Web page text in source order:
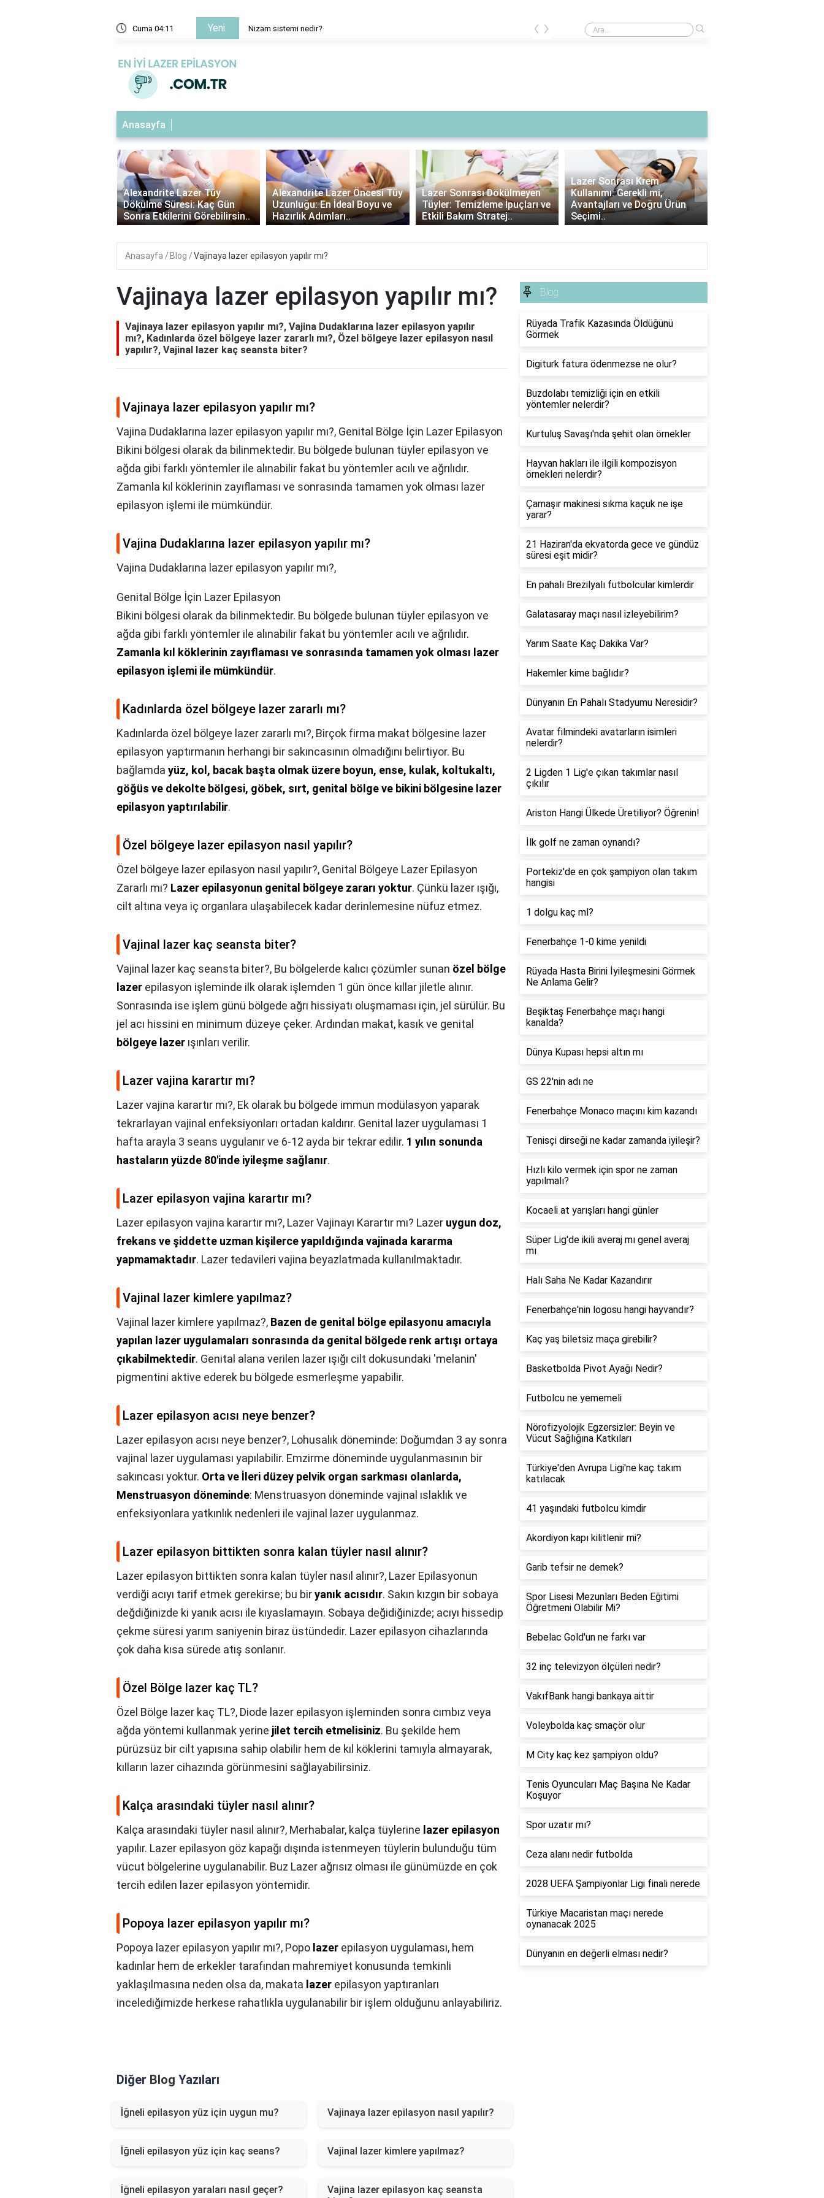
Cuma 04:11 Yeni Nizam sistemi nedir? Nizam sistemi nedir?
‹ ›
Anasayfa
Alexandrite Lazer Öncesi Tüy
Uzunluğu: En İdeal Boyu ve
Hazırlık Adımları..
Lazer Sonrası Dökülmeyen
Tüyler: Temizleme İpuçları ve
Etkili Bakım Stratej..
Lazer Sonrası Krem
Kullanımı: Gerekli mi,
Avantajları ve Doğru Ürün
Seçimi..
Lazer Epilasyon Sonrası
Çıkan Tüyler: Doğru Alım
İpuçları ve Bakım Strateji..
‹ ›
Anasayfa Blog Vajinaya lazer epilasyon yapılır mı?
Vajinaya lazer epilasyon yapılır mı?
Vajinaya lazer epilasyon yapılır mı?, Vajina Dudaklarına lazer epilasyon yapılır
mı?, Kadınlarda özel bölgeye lazer zararlı mı?, Özel bölgeye lazer epilasyon nasıl
yapılır?, Vajinal lazer kaç seansta biter?
Vajinaya lazer epilasyon yapılır mı?
Vajina Dudaklarına lazer epilasyon yapılır mı?, Genital Bölge İçin Lazer Epilasyon
Bikini bölgesi olarak da bilinmektedir. Bu bölgede bulunan tüyler epilasyon ve
ağda gibi farklı yöntemler ile alınabilir fakat bu yöntemler acılı ve ağrılıdır.
Zamanla kıl köklerinin zayıflaması ve sonrasında tamamen yok olması lazer
epilasyon işlemi ile mümkündür.
Vajina Dudaklarına lazer epilasyon yapılır mı?
Vajina Dudaklarına lazer epilasyon yapılır mı?,
Genital Bölge İçin Lazer Epilasyon
Bikini bölgesi olarak da bilinmektedir. Bu bölgede bulunan tüyler epilasyon ve
ağda gibi farklı yöntemler ile alınabilir fakat bu yöntemler acılı ve ağrılıdır.
Zamanla kıl köklerinin zayıflaması ve sonrasında tamamen yok olması lazer
epilasyon işlemi ile mümkündür.
Kadınlarda özel bölgeye lazer zararlı mı?
Kadınlarda özel bölgeye lazer zararlı mı?, Birçok firma makat bölgesine lazer
epilasyon yaptırmanın herhangi bir sakıncasının olmadığını belirtiyor. Bu
bağlamda yüz, kol, bacak başta olmak üzere boyun, ense, kulak, koltukaltı,
göğüs ve dekolte bölgesi, göbek, sırt, genital bölge ve bikini bölgesine lazer
epilasyon yaptırılabilir.
Özel bölgeye lazer epilasyon nasıl yapılır?
Özel bölgeye lazer epilasyon nasıl yapılır?, Genital Bölgeye Lazer Epilasyon
Zararlı mı? Lazer epilasyonun genital bölgeye zararı yoktur. Çünkü lazer ışığı,
cilt altına veya iç organlara ulaşabilecek kadar derinlemesine nüfuz etmez.
Vajinal lazer kaç seansta biter?
Vajinal lazer kaç seansta biter?, Bu bölgelerde kalıcı çözümler sunan özel bölge
lazer epilasyon işleminde ilk olarak işlemden 1 gün önce kıllar jiletle alınır.
Sonrasında ise işlem günü bölgede ağrı hissiyatı oluşmaması için, jel sürülür. Bu
jel acı hissini en minimum düzeye çeker. Ardından makat, kasık ve genital
bölgeye lazer ışınları verilir.
Lazer vajina karartır mı?
Lazer vajina karartır mı?, Ek olarak bu bölgede immun modülasyon yaparak
tekrarlayan vajinal enfeksiyonları ortadan kaldırır. Genital lazer uygulaması 1
hafta arayla 3 seans uygulanır ve 6-12 ayda bir tekrar edilir. 1 yılın sonunda
hastaların yüzde 80'inde iyileşme sağlanır.
Lazer epilasyon vajina karartır mı?
Lazer epilasyon vajina karartır mı?, Lazer Vajinayı Karartır mı? Lazer uygun doz,
frekans ve şiddette uzman kişilerce yapıldığında vajinada kararma
yapmamaktadır. Lazer tedavileri vajina beyazlatmada kullanılmaktadır.
Vajinal lazer kimlere yapılmaz?
Vajinal lazer kimlere yapılmaz?, Bazen de genital bölge epilasyonu amacıyla
yapılan lazer uygulamaları sonrasında da genital bölgede renk artışı ortaya
çıkabilmektedir. Genital alana verilen lazer ışığı cilt dokusundaki 'melanin'
pigmentini aktive ederek bu bölgede esmerleşme yapabilir.
Lazer epilasyon acısı neye benzer?
Lazer epilasyon acısı neye benzer?, Lohusalık döneminde: Doğumdan 3 ay sonra
vajinal lazer uygulaması yapılabilir. Emzirme döneminde uygulanmasının bir
sakıncası yoktur. Orta ve İleri düzey pelvik organ sarkması olanlarda,
Menstruasyon döneminde: Menstruasyon döneminde vajinal ıslaklık ve
enfeksiyonlara yatkınlık nedenleri ile vajinal lazer uygulanmaz.
Lazer epilasyon bittikten sonra kalan tüyler nasıl alınır?
Lazer epilasyon bittikten sonra kalan tüyler nasıl alınır?, Lazer Epilasyonun
verdiği acıyı tarif etmek gerekirse; bu biryanık acısıdır. Sakın kızgın bir sobaya
değdiğinizde ki yanık acısı ile kıyaslamayın. Sobaya değidiğinizde; acıyı hissedip
çekme süresi yarım saniyenin biraz üstündedir. Lazer epilasyon cihazlarında
çok daha kısa sürede atış sonlanır.
Özel Bölge lazer kaç TL?
Özel Bölge lazer kaç TL?, Diode lazer epilasyon işleminden sonra cımbız veya
ağda yöntemi kullanmak yerine jilet tercih etmelisiniz. Bu şekilde hem
pürüzsüz bir cilt yapısına sahip olabilir hem de kıl köklerini tamıyla almayarak,
kılların lazer cihazında görünmesini sağlayabilirsiniz.
Kalça arasındaki tüyler nasıl alınır?
Kalça arasındaki tüyler nasıl alınır?, Merhabalar, kalça tüylerine lazer epilasyon
yapılır. Lazer epilasyon göz kapağı dışında istenmeyen tüylerin bulunduğu tüm
vücut bölgelerine uygulanabilir. Buz Lazer ağrısız olması ile günümüzde en çok
tercih edilen lazer epilasyon yöntemidir.
Popoya lazer epilasyon yapılır mı?
Popoya lazer epilasyon yapılır mı?, Popo lazer epilasyon uygulaması, hem
kadınlar hem de erkekler tarafından mahremiyet konusunda temkinli
yaklaşılmasına neden olsa da, makata lazer epilasyon yaptıranları
incelediğimizde herkese rahatlıkla uygulanabilir bir işlem olduğunu anlayabiliriz.
Diğer Blog Yazıları
İğneli epilasyon yüz için uygun mu? Vajinaya lazer epilasyon nasıl yapılır?
İğneli epilasyon yüz için kaç seans? Vajinal lazer kimlere yapılmaz?
İğneli epilasyon yaraları nasıl geçer?
Vajina lazer epilasyon kaç seansta
Blog
Rüyada Trafik Kazasında Öldüğünü
Görmek
Digiturk fatura ödenmezse ne olur?
Buzdolabı temizliği için en etkili
yöntemler nelerdir?
Kurtuluş Savaşı'nda şehit olan örnekler
Hayvan hakları ile ilgili kompozisyon
örnekleri nelerdir?
Çamaşır makinesi sıkma kaçuk ne işe
yarar?
21 Haziran'da ekvatorda gece ve gündüz
süresi eşit midir?
En pahalı Brezilyalı futbolcular kimlerdir
Galatasaray maçı nasıl izleyebilirim?
Yarım Saate Kaç Dakika Var?
Hakemler kime bağlıdır?
Dünyanın En Pahalı Stadyumu Neresidir?
Avatar filmindeki avatarların isimleri
nelerdir?
2 Ligden 1 Lig'e çıkan takımlar nasıl
çıkılır
Ariston Hangi Ülkede Üretiliyor? Öğrenin!
İlk golf ne zaman oynandı?
Portekiz'de en çok şampiyon olan takım
hangisi
1 dolgu kaç ml?
Fenerbahçe 1-0 kime yenildi
Rüyada Hasta Birini İyileşmesini Görmek
Ne Anlama Gelir?
Beşiktaş Fenerbahçe maçı hangi
kanalda?
Dünya Kupası hepsi altın mı
GS 22'nin adı ne
Fenerbahçe Monaco maçını kim kazandı
Tenisçi dirseği ne kadar zamanda iyileşir?
Hızlı kilo vermek için spor ne zaman
yapılmalı?
Kocaeli at yarışları hangi günler
Süper Lig'de ikili averaj mı genel averaj
mı
Halı Saha Ne Kadar Kazandırır
Fenerbahçe'nin logosu hangi hayvandır?
Kaç yaş biletsiz maça girebilir?
Basketbolda Pivot Ayağı Nedir?
Futbolcu ne yememeli
Nörofizyolojik Egzersizler: Beyin ve
Vücut Sağlığına Katkıları
Türkiye'den Avrupa Ligi'ne kaç takım
katılacak
41 yaşındaki futbolcu kimdir
Akordiyon kapı kilitlenir mi?
Garib tefsir ne demek?
Spor Lisesi Mezunları Beden Eğitimi
Öğretmeni Olabilir Mi?
Bebelac Gold'un ne farkı var
32 inç televizyon ölçüleri nedir?
VakıfBank hangi bankaya aittir
Voleybolda kaç smaçör olur
M City kaç kez şampiyon oldu?
Tenis Oyuncuları Maç Başına Ne Kadar
Koşuyor
Spor uzatır mı?
Ceza alanı nedir futbolda
2028 UEFA Şampiyonlar Ligi finali nerede
Türkiye Macaristan maçı nerede
oynanacak 2025
Dünyanın en değerli elması nedir?